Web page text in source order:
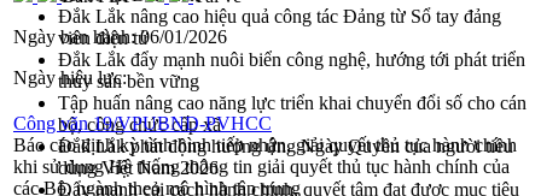
Đắk Lắk nâng cao hiệu quả công tác Đảng từ Sổ tay đảng
viên điện tử
Đắk Lắk đẩy mạnh nuôi biển công nghệ, hướng tới phát triển
thủy sản bền vững
Tập huấn nâng cao năng lực triển khai chuyển đổi số cho cán
bộ, công chức cấp xã
Đắk Lắk phát động hưởng ứng Ngày Quyền của người tiêu
dùng Việt Nam 2026
Đẩy mạnh cải cách hành chính, quyết tâm đạt được mục tiêu
Ngày ban hành:06/01/2026
Ngày hiệu lực:
Công văn 19/VPUBND-PVHCC
Báo cáo định kỳ tình hình tiếp nhận, giải quyết thủ tục hành chính
khi sử dụng Hệ thống thông tin giải quyết thủ tục hành chính của
các Bộ, ngành theo mô hình tập trung